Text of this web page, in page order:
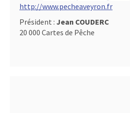
http://www.pecheaveyron.fr
Président : Jean COUDERC
20 000 Cartes de Pêche